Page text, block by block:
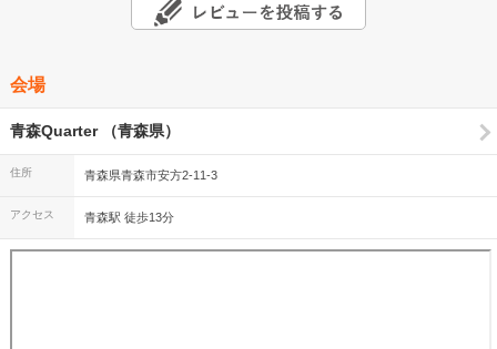
会場
青森Quarter （青森県）
住所 青森県青森市安方2-11-3
アクセス 青森駅 徒歩13分